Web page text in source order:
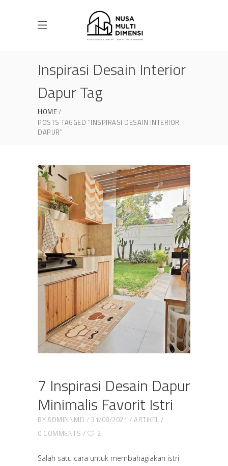
Inspirasi Desain Interior
Dapur Tag
HOME
POSTS TAGGED "INSPIRASI DESAIN INTERIOR
DAPUR"
7 Inspirasi Desain Dapur
Minimalis Favorit Istri
BYADMINNMD 31/08/2021
ARTIKEL
0 COMMENTS
2
Salah satu cara untuk membahagiakan istri